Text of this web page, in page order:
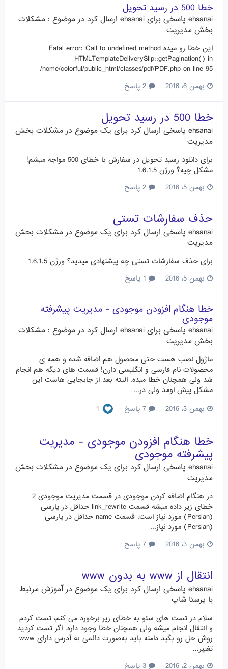
خطا 500 در رسید تحویل
ehsanai پاسخی برای ehsanai ارسال کرد در موضوع : مشکلات
بخش مدیریت
این خطا رو میده Fatal error: Call to undefined method
HTMLTemplateDeliverySlip::getPagination() in
/home/colorful/public_html/classes/pdf/PDF.php on line 95
بهمن 6، 2016
خطا 500 در رسید تحویل
ehsanai پاسخی ارسال کرد برای یک موضوع در مشکلات بخش
مدیریت
برای دانلود رسید تحویل در سفارش با خطای 500 مواجه میشم!
مشکل چیه؟ ورژن 1.6.1.5
بهمن 5، 2016
حذف سفارشات تستی
ehsanai پاسخی ارسال کرد برای یک موضوع در مشکلات بخش
مدیریت
برای حذف سفارشات تستی چه پیشنهادی میدید؟ ورژن 1.6.1.5
بهمن 5، 2016
خطا هنگام افزودن موجودی - مدیریت پیشرفته
موجودی
ehsanai پاسخی برای ehsanai ارسال کرد در موضوع : مشکلات
بخش مدیریت
ماژول نصب هست حتی محصول هم اضافه شده و همه ی
محصولات نام فارسی و انگلیسی دارن! قسمت های دیگه هم انجام
شد ولی همچنان خطا میده. البته بعد از جابجایی هاست این
مشکل پیش اومد ولی در...
بهمن 3، 2016
1
خطا هنگام افزودن موجودی - مدیریت
پیشرفته موجودی
ehsanai پاسخی ارسال کرد برای یک موضوع در مشکلات بخش
مدیریت
در هنگام اضافه کردن موجودی در قسمت مدیریت موجودی 2
خطای زیر داده میشه قسمت link_rewrite حداقل در پارسی
(Persian) مورد نیاز است. قسمت name حداقل در پارسی
(Persian) مورد نیاز...
بهمن 3، 2016
انتقال از www به بدون www
ehsanai پاسخی ارسال کرد برای یک موضوع درآموزش مرتبط
با پرستا شاپ
سلام در تست های سئو به خطای زیر برخورد می کنم، تست کردم
و انتقال انجام میشه ولی همچنان خطا وجود داره. اگر تست کردید
روش حل رو بگید دامنه باید به‌صورت دائمی به آدرس دارای www
تغییر...
بهمن 2، 2016